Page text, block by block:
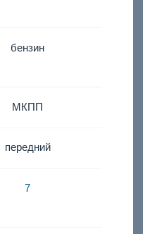
бензин
МКПП
передний
7